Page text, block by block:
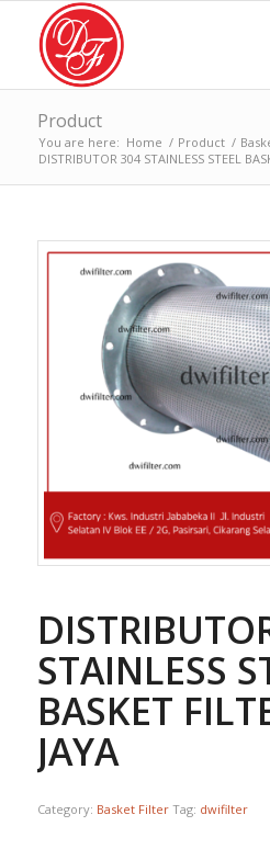
Product
You are here: Home / Product /
DISTRIBUTOR 304 STAINLESS STEEL
STAINLESS
BASKET
JAYA
Category: Basket Filter Tag: dwifilter